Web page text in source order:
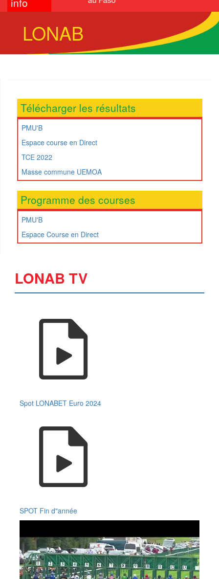
LONAB
Télécharger les résultats
PMU'B
Espace course en Direct
TCE 2022
Masse commune UEMOA
Programme des courses
PMU'B
Espace Course en Direct
LONAB TV
Spot LONABET Euro 2024
SPOT Fin d"année